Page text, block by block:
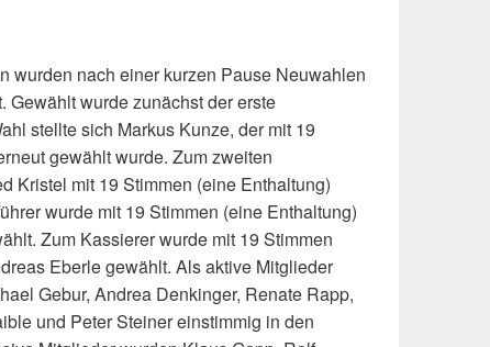
wurden nach einer kurzen Pause Neuwahlen
Gewählt wurde zunächst der erste
stellte sich Markus Kunze, der mit 19
gewählt wurde. Zum zweiten
Kristel mit 19 Stimmen (eine Enthaltung)
wurde mit 19 Stimmen (eine Enthaltung)
Zum Kassierer wurde mit 19 Stimmen
Eberle gewählt. Als aktive Mitglieder
Gebur, Andrea Denkinger, Renate Rapp,
und Peter Steiner einstimmig in den